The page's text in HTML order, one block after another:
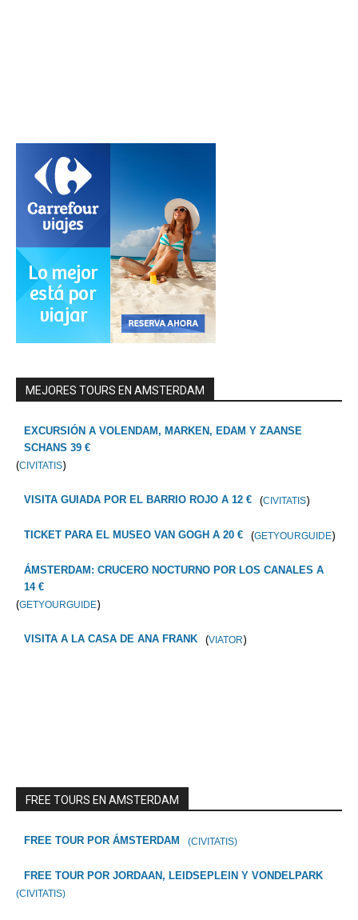
MEJORES TOURS EN AMSTERDAM
EXCURSIÓN A VOLENDAM, MARKEN, EDAM Y ZAANSE
SCHANS 39 €
(CIVITATIS)
VISITA GUIADA POR EL BARRIO ROJO A 12 € (CIVITATIS)
TICKET PARA EL MUSEO VAN GOGH A 20 € (GETYOURGUIDE)
ÁMSTERDAM: CRUCERO NOCTURNO POR LOS CANALES A
14 €
(GETYOURGUIDE)
VISITA A LA CASA DE ANA FRANK (VIATOR)
FREE TOURS EN AMSTERDAM
FREE TOUR POR ÁMSTERDAM (CIVITATIS)
FREE TOUR POR JORDAAN, LEIDSEPLEIN Y VONDELPARK
(CIVITATIS)